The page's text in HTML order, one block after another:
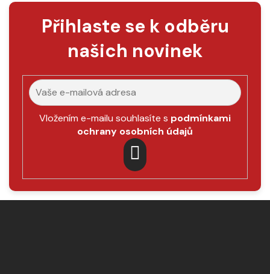
Přihlaste se k odběru
našich novinek
Vložením e-mailu souhlasíte s podmínkami
ochrany osobních údajů
PŘIHLÁSIT
SE